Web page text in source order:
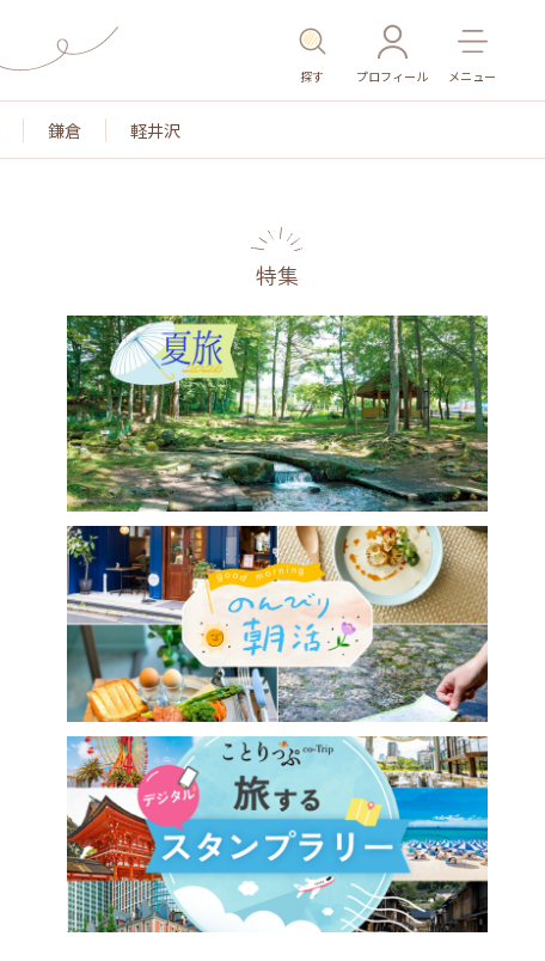
探す プロフィール メニュー
鎌倉 軽井沢
名所・旧跡 温泉・スパ その他施設 ごはん
特集